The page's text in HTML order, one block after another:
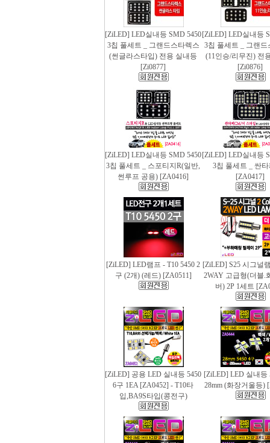
[ZiLED] LED실내등 SMD 5450
3칩 풀세트 _ 그랜드스타렉스
(썬글라스타입) 전용 실내등
[Zi0877]
[ZiLED] LED실내등
3칩 풀세트 _ 그랜드
(11인승/리무진) 전
[Zi0876]
[ZiLED] LED실내등 SMD 5450
3칩 풀세트 _ 스포티지R(일반,
썬루프 공용) [ZA0416]
[ZiLED] LED실내등
3칩 풀세트 _ 싼
[ZA0417]
[ZiLED] LED램프 - T10 5450 2
구 (2개) (레드) [ZA0511]
[ZiLED] S25 시그널
2WAY 고급형(더블.
버) 2P 1세트
[ZiLED] 공용 LED 실내등 5450
6구 1EA [ZA0452] - T10타
입,BA9S타입(콩전구)
[ZiLED] LED 실내등
28mm (화장거울등)